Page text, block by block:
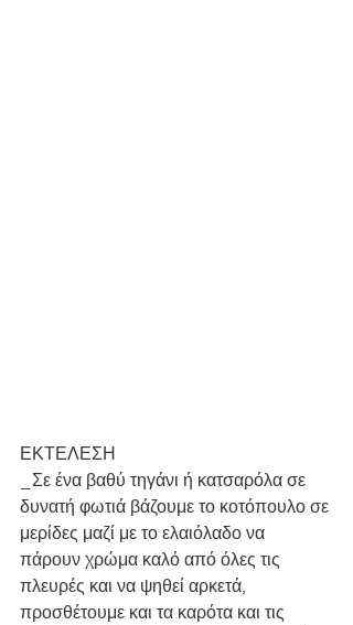
ΕΚΤΕΛΕΣΗ
_Σε ένα βαθύ τηγάνι ή κατσαρόλα σε
δυνατή φωτιά βάζουμε το κοτόπουλο σε
μερίδες μαζί με το ελαιόλαδο να
πάρουν χρώμα καλό από όλες τις
πλευρές και να ψηθεί αρκετά,
προσθέτουμε και τα καρότα και τις